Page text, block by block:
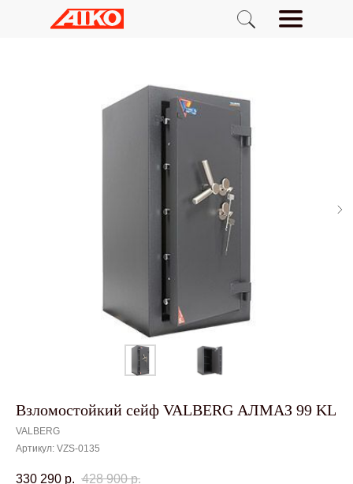
Взломостойкий сейф VALBERG АЛМАЗ 99 KL
VALBERG
Артикул: VZS-0135
330 290 р. 428 900 р.